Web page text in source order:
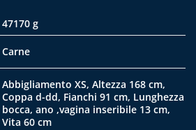
47170 g
Carne
Abbigliamento XS, Altezza 168 cm,
Coppa d-dd, Fianchi 91 cm, Lunghezza
bocca, ano ,vagina inseribile 13 cm,
Vita 60 cm